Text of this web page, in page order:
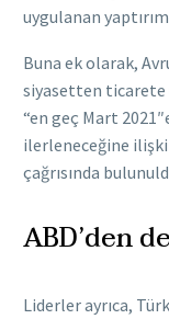
uygulanan
Buna ek olarak,
siyasetten ticarete
“en geç Mart
ilerleneceğine
çağrısında
ABD’den
Liderler ayrıca,